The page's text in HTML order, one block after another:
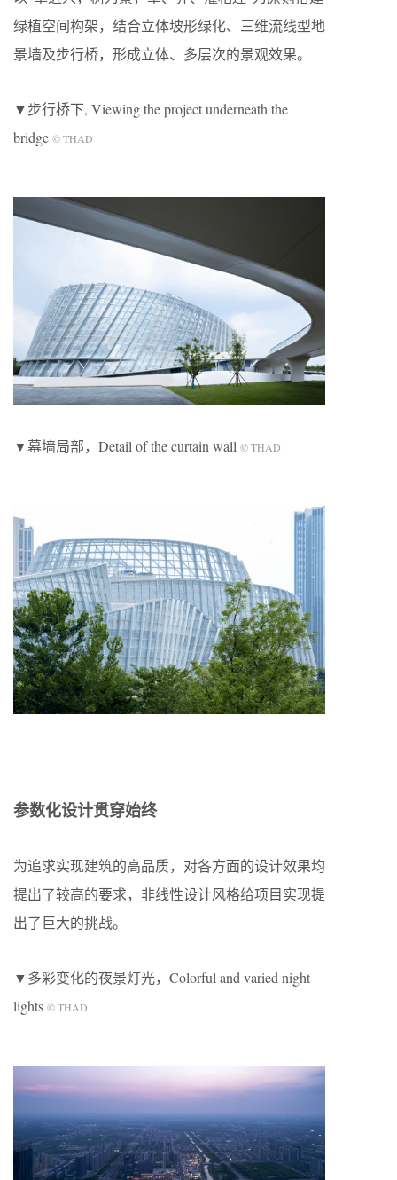
绿植空间构架，结合立体坡形绿化、三维流线型地
景墙及步行桥，形成立体、多层次的景观效果。
▼步行桥下, Viewing the project underneath the
bridge © THAD
▼幕墙局部，Detail of the curtain wall © THAD
参数化设计贯穿始终
为追求实现建筑的高品质，对各方面的设计效果均
提出了较高的要求，非线性设计风格给项目实现提
出了巨大的挑战。
▼多彩变化的夜景灯光，Colorful and varied night
lights © THAD